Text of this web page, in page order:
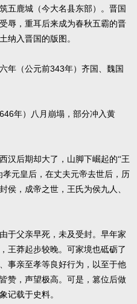
五鹿城（今大名县东部）。晋国
辱，重耳后来成为春秋五霸的晋
纳入晋国的版图。
年（公元前343年）齐国、魏国
646年）八月崩塌，部分冲入黄
汉后期却大了，山脚下崛起的“王
元皇后，在丈夫元帝去世后，历
侯，成帝之世，王氏为侯九人、
于父亲早死，未及受封。早年家
王莽起步较晚。可家境也砥砺了
事亲至孝等良好行为，以至于他
赞，声望极高。可是，篡位后做
记载于史料。